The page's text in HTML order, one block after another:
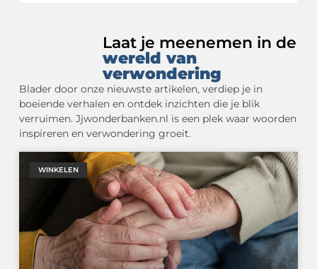
Laat je meenemen in de
wereld van
verwondering
Blader door onze nieuwste artikelen, verdiep je in
boeiende verhalen en ontdek inzichten die je blik
verruimen. Jjwonderbanken.nl is een plek waar woorden
inspireren en verwondering groeit.
WINKELEN